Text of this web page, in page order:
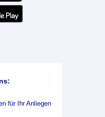
für Ihr Anliegen